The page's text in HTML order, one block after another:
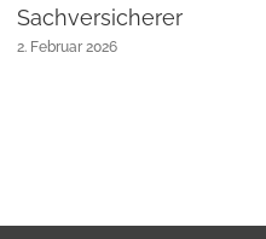
Sachversicherer
2. Februar 2026